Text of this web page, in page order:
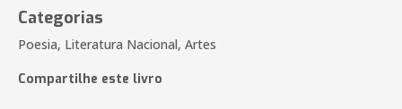
Categorias
Poesia, Literatura Nacional, Artes
Compartilhe este livro